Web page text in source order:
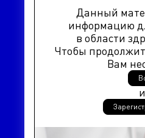
Данный
информацию
в области
Чтобы
Вам